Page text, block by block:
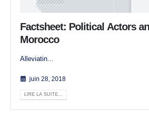
Factsheet: Political Actors
Morocco
Alleviatin...
juin 28, 2018
LIRE LA SUITE...